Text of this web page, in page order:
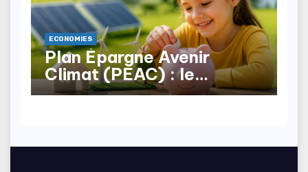
ECONOMIES
Plan Épargne Avenir
Climat (PEAC) : le
nouveau produit pour les